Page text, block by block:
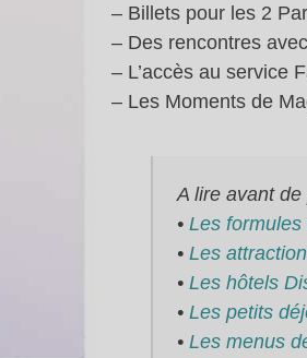
– Billets pour les 2
– Des rencontres
– L’accès au service
– Les Moments de
A lire avant de
• Les formules
• Les
• Les hôtels
• Les petits
• Les menus